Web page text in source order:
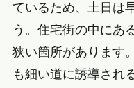
ているため、土日は
う。住宅街の中にあ
狭い箇所があります
も細い道に誘導され